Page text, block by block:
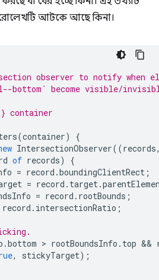
আটকে আছে কিনা।
observer to notify when
bottom` become visible/
container
(container)
{
IntersectionObserver((records
of records)
{
= record .boundingClientRect ;
= record . target .
= record . rootBounds ;
record . intersectionRatio ;
.bottom > rootBoundsInfo . top &&
, stickyTarget);